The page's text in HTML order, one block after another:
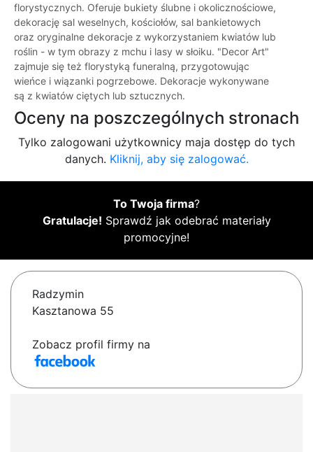
florystycznych. Oferuje bukiety ślubne i okolicznościowe,
dekorację sal weselnych, kościołów, sal bankietowych
oraz oryginalne dekoracje z wykorzystaniem kwiatów lub
roślin - w tym obrazy z mchu i lasy w słoiku. "Decor Art"
zajmuje się też florystyką funeralną, przygotowując
wieńce i wiązanki pogrzebowe. Dekoracje wykonywane
są z kwiatów ciętych lub sztucznych.
Oceny na poszczególnych stronach
Tylko zalogowani użytkownicy maja dostęp do tych
danych. Kliknij, aby się zalogować.
To Twoja firma?
Gratulacje! Sprawdź jak odebrać materiały
promocyjne!
Radzymin
Kasztanowa 55
Zobacz profil firmy na